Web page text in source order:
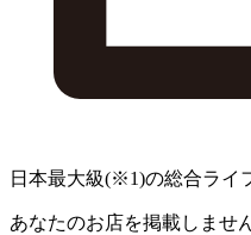
日本最大級(※1)の総合ライ
あなたのお店を掲載しませ